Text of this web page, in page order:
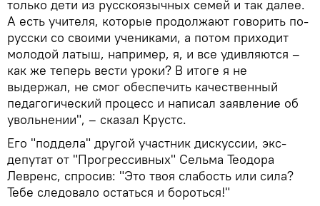
только дети из русскоязычных семей и так далее.
А есть учителя, которые продолжают говорить по-
русски со своими учениками, а потом приходит
молодой латыш, например, я, и все удивляются –
как же теперь вести уроки? В итоге я не
выдержал, не смог обеспечить качественный
педагогический процесс и написал заявление об
увольнении", – сказал Крустс.
Его "поддела" другой участник дискуссии, экс-
депутат от "Прогрессивных" Сельма Теодора
Левренс, спросив: "Это твоя слабость или сила?
Тебе следовало остаться и бороться!"